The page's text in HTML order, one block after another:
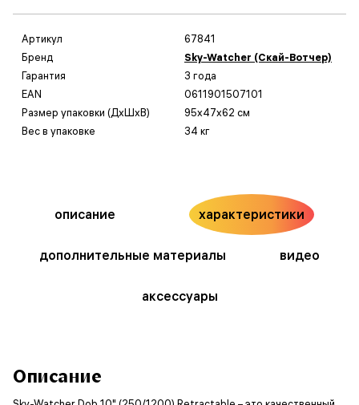
Артикул
67841
Бренд
Sky-Watcher (Скай-Вотчер)
Гарантия
3 года
EAN
0611901507101
Размер упаковки (ДxШxВ)
95x47x62 см
Вес в упаковке
34 кг
описание характеристики
дополнительные материалы видео
аксессуары
Описание